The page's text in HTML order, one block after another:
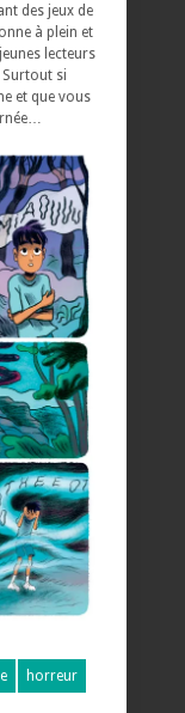
des jeux de
à plein et
lecteurs
Surtout si
et que vous
horreur